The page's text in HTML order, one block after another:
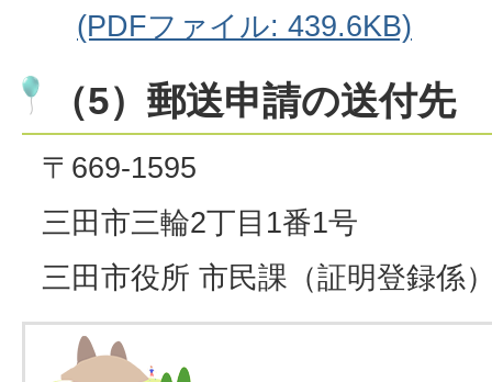
(PDFファイル: 439.6KB)
（5）郵送申請の送付先
〒669-1595
三田市三輪2丁目1番1号
三田市役所 市民課（証明登録係